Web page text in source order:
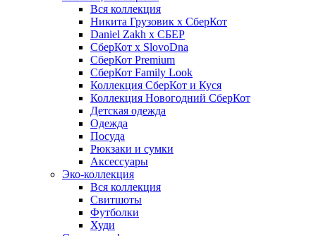
Вся коллекция
Никита Грузовик х СберКот
Daniel Zakh x СБЕР
СберКот x SlovoDna
СберКот Premium
СберКот Family Look
Коллекция СберКот и Куся
Коллекция Новогодний СберКот
Детская одежда
Одежда
Посуда
Рюкзаки и сумки
Аксессуары
Эко-коллекция
Вся коллекция
Свитшоты
Футболки
Худи